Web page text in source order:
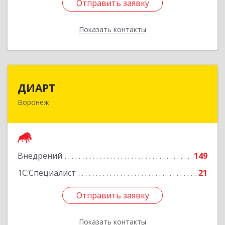
Отправить заявку
Показать контакты
Отправить заявку
Назад
ДИАРТ
Воронеж
Внедрений
149
1С:Специалист
21
Отправить заявку
Показать контакты
Отправить заявку
Назад